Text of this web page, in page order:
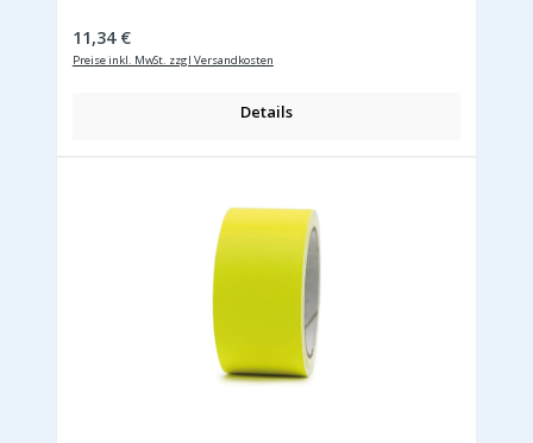
Regulärer Preis:
11,34 €
Preise inkl. MwSt. zzgl Versandkosten
Details